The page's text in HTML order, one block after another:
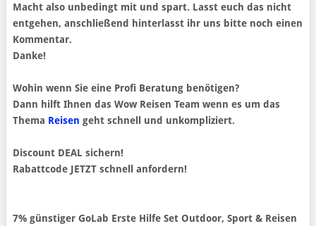
Macht also unbedingt mit und spart. Lasst euch das nicht
entgehen, anschließend hinterlasst ihr uns bitte noch einen
Kommentar.
Danke!
Wohin wenn Sie eine Profi Beratung benötigen?
Dann hilft Ihnen das Wow Reisen Team wenn es um das
Thema Reisen geht schnell und unkompliziert.
Discount DEAL sichern!
Rabattcode JETZT schnell anfordern!
7% günstiger GoLab Erste Hilfe Set Outdoor, Sport & Reisen